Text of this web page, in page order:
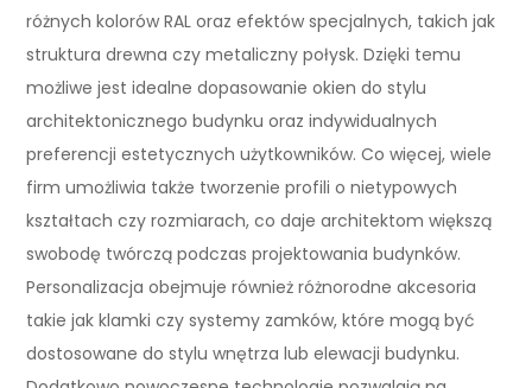
różnych kolorów RAL oraz efektów specjalnych, takich jak
struktura drewna czy metaliczny połysk. Dzięki temu
możliwe jest idealne dopasowanie okien do stylu
architektonicznego budynku oraz indywidualnych
preferencji estetycznych użytkowników. Co więcej, wiele
firm umożliwia także tworzenie profili o nietypowych
kształtach czy rozmiarach, co daje architektom większą
swobodę twórczą podczas projektowania budynków.
Personalizacja obejmuje również różnorodne akcesoria
takie jak klamki czy systemy zamków, które mogą być
dostosowane do stylu wnętrza lub elewacji budynku.